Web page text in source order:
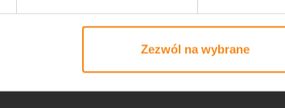
Zezwól na wybrane